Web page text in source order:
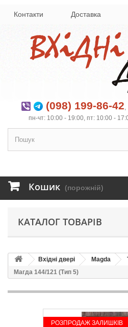
Контакти Доставка
(098) 199-86-42,
пн-чт: 10:00 - 19:00, пт: 10:00 -
Кошик (порожній)
КАТАЛОГ ТОВАРІВ
Вхідні двері Magda
Магда 144/121 (Тип 5)
РОЗПРОДАЖ ЗАЛИШКІВ